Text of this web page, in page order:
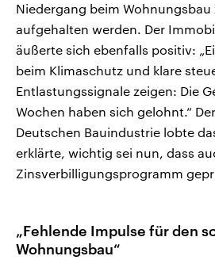
Niedergang beim
aufgehalten werden. Der
äußerte sich ebenfalls positiv:
beim Klimaschutz und klare
Entlastungssignale zeigen: Die
Wochen haben sich gelohnt.“
Deutschen Bauindustrie lobte
erklärte, wichtig sei nun, dass
Zinsverbilligungsprogramm
„Fehlende Impulse für den
Wohnungsbau“